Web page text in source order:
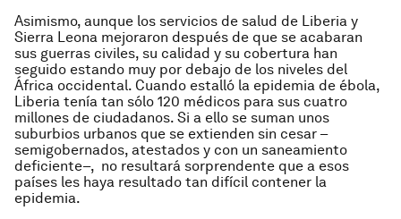
Asimismo, aunque los servicios de salud de Liberia y
Sierra Leona mejoraron después de que se acabaran
sus guerras civiles, su calidad y su cobertura han
seguido estando muy por debajo de los niveles del
África occidental. Cuando estalló la epidemia de ébola,
Liberia tenía tan sólo 120 médicos para sus cuatro
millones de ciudadanos. Si a ello se suman unos
suburbios urbanos que se extienden sin cesar –
semigobernados, atestados y con un saneamiento
deficiente–, no resultará sorprendente que a esos
países les haya resultado tan difícil contener la
epidemia.